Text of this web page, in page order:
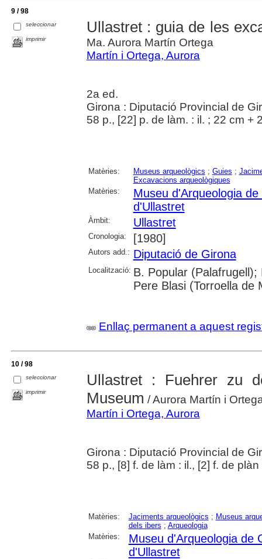
9 / 98
seleccionar
imprimir
Ullastret : guia de les
Ma. Aurora Martín Ortega
Martín i Ortega, Aurora
2a ed.
Girona : Diputació Provincial de
58 p., [22] p. de làm. : il. ; 22 cm +
Matèries: Museus arqueològics ; Guies ;
Excavacions arqueològiques
Matèries:
Museu d'Arqueologia de
d'Ullastret
Àmbit: Ullastret
Cronologia: [1980]
Autors add.: Diputació de Girona
Localització: B. Popular
Pere Blasi (Torroella de
Enllaç permanent a aquest
10 / 98
seleccionar
imprimir
Ullastret : Fuehrer zu
Museum / Aurora Martín i
Martín i Ortega, Aurora
Girona : Diputació Provincial de
58 p., [8] f. de làm : il., [2] f. de
Matèries: Jaciments arqueològics ; Museus
dels ibers ; Arqueologia
Matèries:
Museu d'Arqueologia de
d'Ullastret